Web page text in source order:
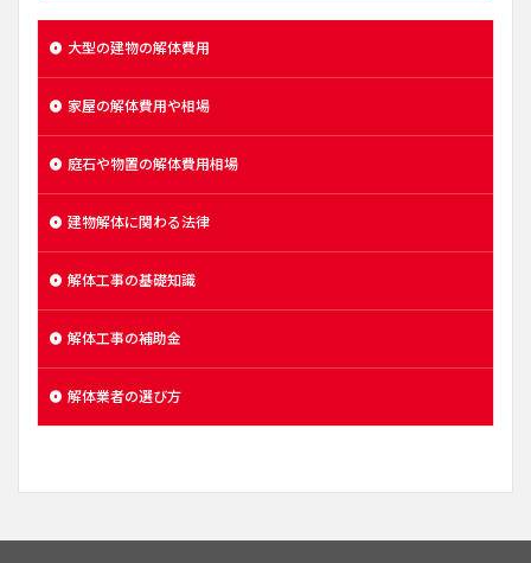
大型の建物の解体費用
家屋の解体費用や相場
庭石や物置の解体費用相場
建物解体に関わる法律
解体工事の基礎知識
解体工事の補助金
解体業者の選び方